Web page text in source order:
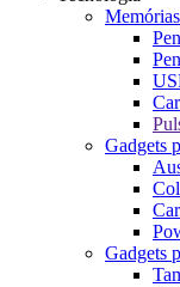
Gadgets
Gadgets